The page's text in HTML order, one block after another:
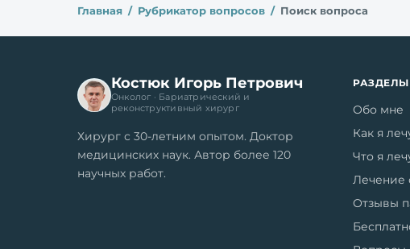
Главная Рубрикатор вопросов Поиск вопроса
Костюк Игорь Петрович
Онколог · Бариатрический и
реконструктивный хирург
Хирург с 30-летним опытом. Доктор
медицинских наук. Автор более 120
научных работ.
РАЗДЕЛЫ
Обо мне
Как я
Что я
Лечение
Отзывы